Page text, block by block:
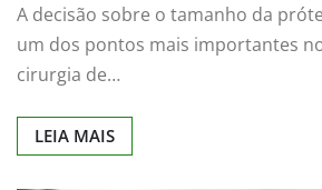
A decisão sobre o tamanho da
um dos pontos mais importantes
cirurgia de…
LEIA MAIS